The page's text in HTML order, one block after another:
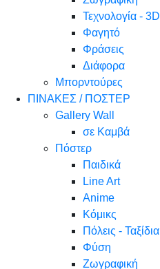
Τεχνολογία - 3D
Φαγητό
Φράσεις
Διάφορα
Μπορντούρες
ΠΙΝΑΚΕΣ / ΠΟΣΤΕΡ
Gallery Wall
σε Καμβά
Πόστερ
Παιδικά
Line Art
Anime
Κόμικς
Πόλεις - Ταξίδια
Φύση
Ζωγραφική